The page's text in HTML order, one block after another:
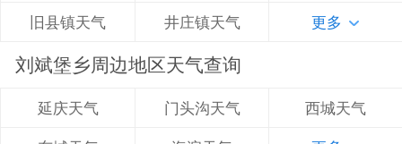
旧县镇天气 井庄镇天气 更多
刘斌堡乡周边地区天气查询
延庆天气 门头沟天气 西城天气